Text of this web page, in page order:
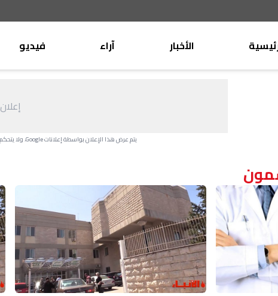
الأخبار
من لبنان
ثقافة ومجتمع
منوعات
آراء
منبر
صحافة
أجنبية
بريد
القرّاء
فيديو
إعلان
يتم عرض هذا الإعلان بواسطة إعلانات Google، ولا يتحكم موقعنا في الإعلانات التي تظهر لكل مستخدم.